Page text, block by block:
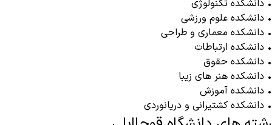
• دانشکده تکنولوژی
• دانشکده علوم ورزشی
• دانشکده معماری و طراحی
• دانشکده ارتباطات
• دانشکده حقوق
• دانشکده هنر های زیبا
• دانشکده آموزش
• دانشکده کشتیرانی و دریانوردی